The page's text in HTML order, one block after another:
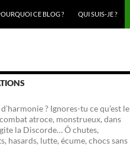
CE BLOG ? QUI SUIS-JE ?
? Ignores-tu ce qu’est le
atroce, monstrueux, dans
la Discorde… Ô chutes,
hasards, lutte, écume, chocs sans